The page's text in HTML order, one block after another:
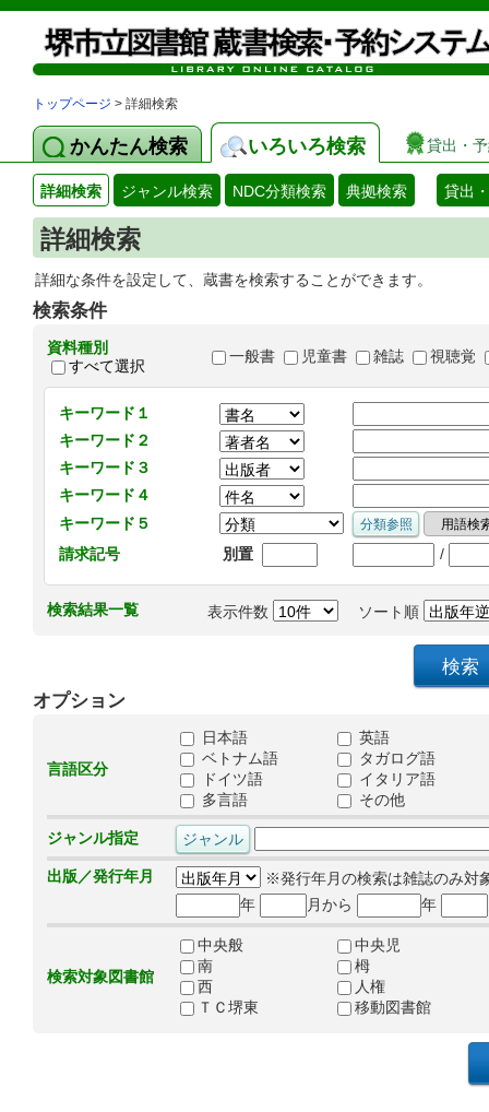
トップページ > 詳細検索
かんたん検索 いろいろ検索 貸出・
詳細検索 ジャンル検索 NDC分類検索 典拠検索 貸出
詳細検索
詳細な条件を設定して、蔵書を検索することができます。
検索条件
資料種別
すべて選択
一般書 児童書 雑誌 視聴覚
キーワード１
キーワード２
キーワード３
キーワード４
キーワード５
請求記号
別置 /
検索結果一覧 表示件数 ソート順
オプション
言語区分
日本語
英語
ベトナム語
タガログ語
ドイツ語
イタリア語
多言語
その他
ジャンル指定
出版／発行年月
※発行年月の検索は雑誌のみ対
年
月から 年
検索対象図書館
中央般
中央児
南
栂
西
人権
ＴＣ堺東
移動図書館